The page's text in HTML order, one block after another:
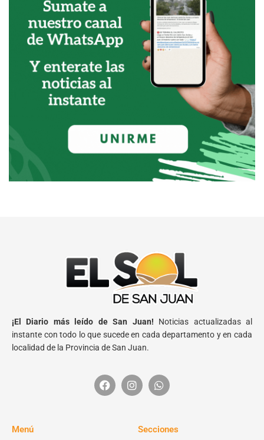
¡El Diario más leído de San Juan! Noticias actualizadas al
instante con todo lo que sucede en cada departamento y en cada
localidad de la Provincia de San Juan.
Menú Secciones